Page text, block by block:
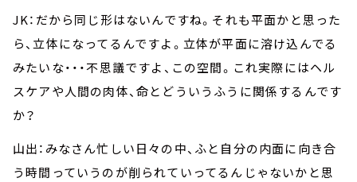
JK：だから同じ形はないんですね。それも平面かと思った
ら、立体になってるんですよ。立体が平面に溶け込んでる
みたいな・・・不思議ですよ、この空間。これ実際にはヘル
スケアや人間の肉体、命とどういうふうに関係するんです
か？
山出：みなさん忙しい日々の中、ふと自分の内面に向き合
う時間っていうのが削られていってるんじゃないかと思